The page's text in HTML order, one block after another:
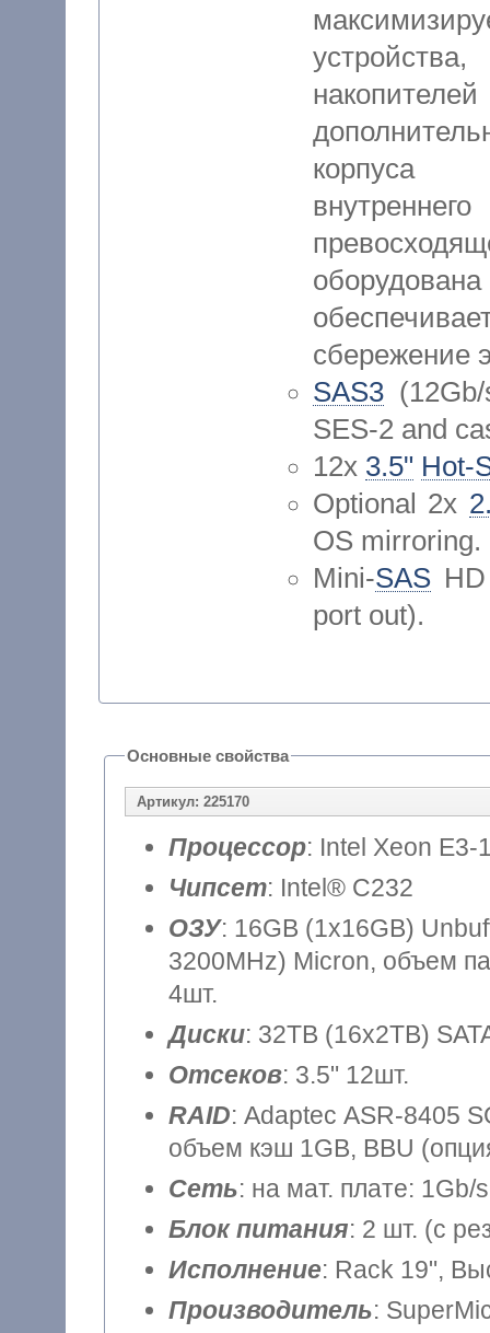
корпуса
сбережение
SAS3(12Gb/
SES-2 and
12x 3.5" Hot-
Optional 2x
OS mirroring.
Mini-SASHD
port out).
Основные свойства
Артикул: 225170
Процессор: Intel Xeon E3-
Чипсет: Intel® C232
ОЗУ: 16GB (1x16GB)
3200MHz) Micron, объем
4шт.
Диски: 32TB (16x2TB)
Отсеков: 3.5" 12шт.
RAID: Adaptec ASR-8405
объем кэш 1GB, BBU
Сеть: на мат. плате: 1Gb/
Блок питания: 2 шт. (с
Исполнение: Rack 19",
Производитель: